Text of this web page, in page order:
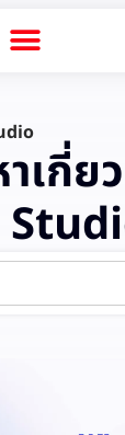
เกี่ย